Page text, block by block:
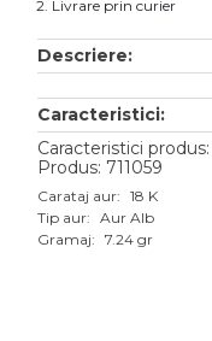
Aur alb
Aur roz
Aur mixt
2. Livrare prin curier
Descriere:
Caracteristici:
Caracteristici
Produs: 711059
Carataj aur: 18 K
Tip aur: Aur Alb
Gramaj: 7.24 gr